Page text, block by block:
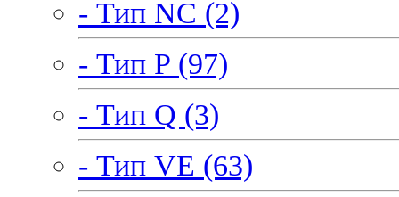
- Тип NC (2)
- Тип P (97)
- Тип Q (3)
- Тип VE (63)